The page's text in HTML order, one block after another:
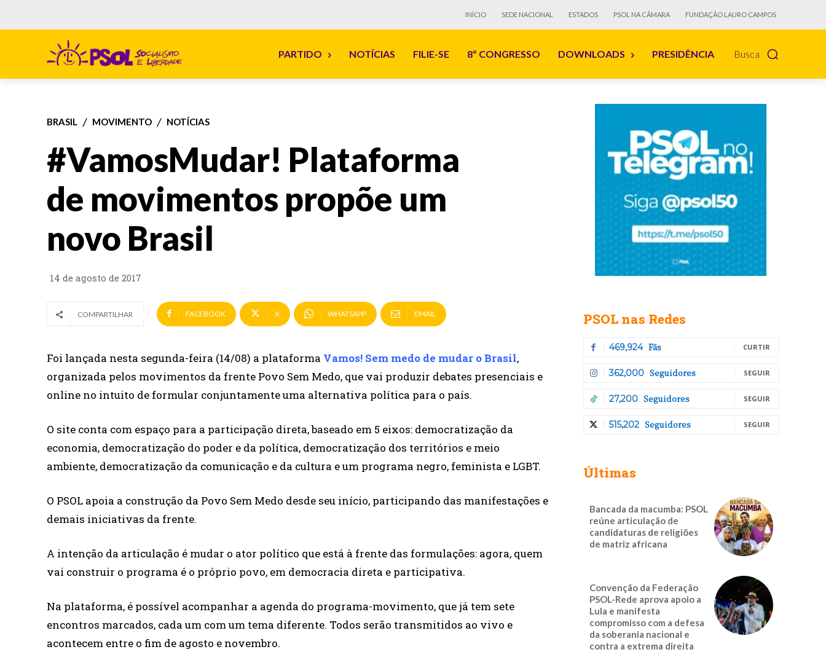
INÍCIO SEDE NACIONAL ESTADOS PSOL NA CÂMARA FUNDAÇÃO LAURO CAMPOS
Busca
PARTIDO NOTÍCIAS FILIE-SE 8º CONGRESSO DOWNLOADS PRESIDÊNCIA
BRASIL MOVIMENTO NOTÍCIAS
#VamosMudar! Plataforma
de movimentos propõe um
novo Brasil
14 de agosto de 2017
COMPARTILHAR FACEBOOK X WHATSAPP EMAIL
Foi lançada nesta segunda-feira (14/08) a plataforma Vamos! Sem medo de mudar o Brasil,
organizada pelos movimentos da frente Povo Sem Medo, que vai produzir debates presenciais e
online no intuito de formular conjuntamente uma alternativa política para o país.
O site conta com espaço para a participação direta, baseado em 5 eixos: democratização da
economia, democratização do poder e da política, democratização dos territórios e meio
ambiente, democratização da comunicação e da cultura e um programa negro, feminista e LGBT.
O PSOL apoia a construção da Povo Sem Medo desde seu início, participando das manifestações e
demais iniciativas da frente.
A intenção da articulação é mudar o ator político que está à frente das formulações: agora, quem
vai construir o programa é o próprio povo, em democracia direta e participativa.
Na plataforma, é possível acompanhar a agenda do programa-movimento, que já tem sete
encontros marcados, cada um com um tema diferente. Todos serão transmitidos ao vivo e
acontecem entre o fim de agosto e novembro.
PSOL nas Redes
469,924 Fãs CURTIR
362,000 Seguidores SEGUIR
27,200 Seguidores SEGUIR
515,202 Seguidores SEGUIR
Últimas
Bancada da macumba: PSOL
reúne articulação de
candidaturas de religiões
de matriz africana
Convenção da Federação
PSOL-Rede aprova apoio a
Lula e manifesta
compromisso com a defesa
da soberania nacional e
contra a extrema direita